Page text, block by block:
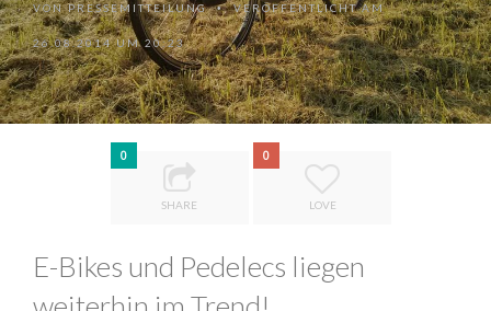
VONPRESSEMITTEILUNG •VERÖFFENTLICHT AM
26.08.2014 UM 20:23
0
SHARE
0
LOVE
E-Bikes und Pedelecs liegen